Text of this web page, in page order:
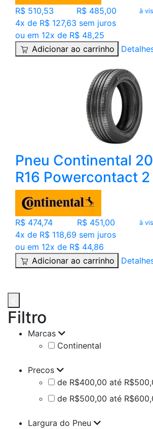
R$ 510,53 R$ 485,00 à
4x de R$ 127,63 sem juros
ou em 12x de R$ 48,25
Adicionar ao carrinho
Pneu Continental
R16 Powercontact 2
R$ 474,74 R$ 451,00 à
4x de R$ 118,69 sem juros
ou em 12x de R$ 44,86
Adicionar ao carrinho
Filtro
Marcas
Continental
Precos
de R$400,00 até
de R$500,00 até
Largura do Pneu